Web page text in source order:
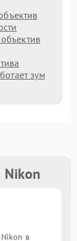
зум
Nikon
в